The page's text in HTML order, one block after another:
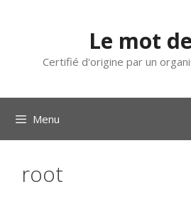
Le mot
Certifié d'origine par un
Menu
root